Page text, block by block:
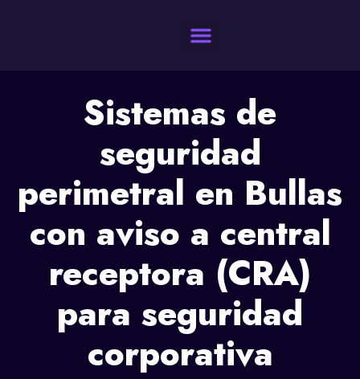
Sistemas de
seguridad
perimetral en Bullas
con aviso a central
receptora (CRA)
para seguridad
corporativa